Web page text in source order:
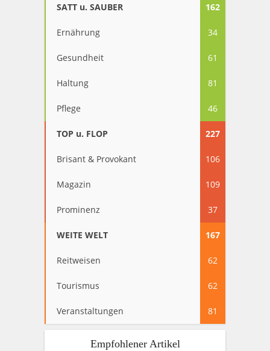
SATT u. SAUBER 162
Ernährung 34
Gesundheit 61
Haltung 81
Pflege 46
TOP u. FLOP 227
Brisant & Provokant 106
Magazin 109
Prominenz 37
WEITE WELT 167
Reitweisen 62
Tourismus 62
Veranstaltungen 81
Empfohlener Artikel